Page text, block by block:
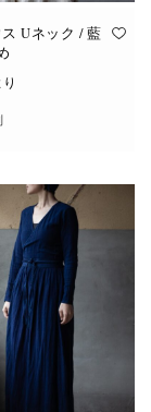
Uネック / 藍